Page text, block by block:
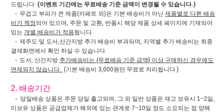
드립니다. (이벤트 기간에는 무료배송 기준 금액이 변경될 수 있습니다.)
- 무겁고 부피가 큰 제품(카페트 외)은 기본 배송비가 아닌 제품별로 다른 배송
비가 책정되어 있으며, 주문 및 교환, 반품시 해당 제품 상세 페이지에 기재되어
있는 개별 배송비가 적용됩니다
- 제주도 및 도서,산간지방 추가 배송비 부과되며, 지역별 추가 배송비는 최종
결재화면에서 확인 하실 수 있습니다.
- 도서, 산간지방 추가배송비는 {무료배송 기준 금액} 이상 구매하신 경우에도
면제되지 않습니다.
(기본 배송비 3,000원만 무료로 처리됩니다.)
2. 배송기간
- 당일배송 상품은 주문 당일 출고되며, 그 외 일반 상품은 재고 보유시 1~2일,
미보유 상품은 공급업체가 해외에 있는 관계로 7~10일 정도 소요되는 점 양해